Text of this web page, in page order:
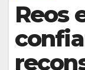
Reos